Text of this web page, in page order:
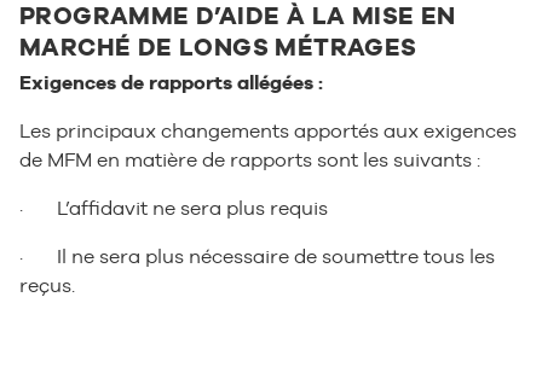
PROGRAMME D’AIDE À LA MISE EN
MARCHÉ DE LONGS MÉTRAGES
Exigences de rapports allégées :
Les principaux changements apportés aux exigences
de MFM en matière de rapports sont les suivants :
· L’affidavit ne sera plus requis
· Il ne sera plus nécessaire de soumettre tous les
reçus.